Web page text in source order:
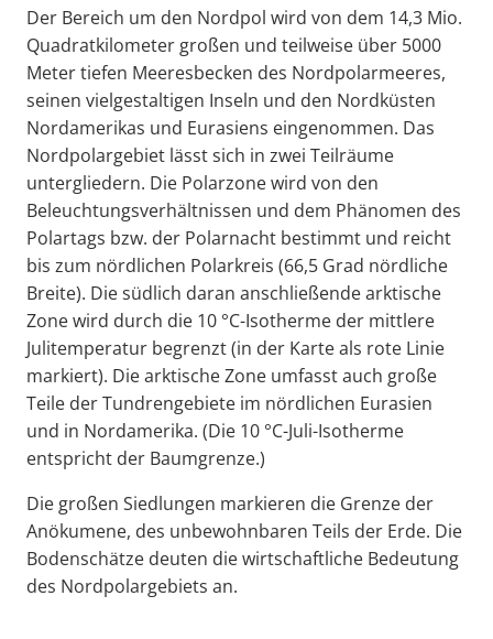
Der Bereich um den Nordpol wird von dem 14,3 Mio.
Quadratkilometer großen und teilweise über 5000
Meter tiefen Meeresbecken des Nordpolarmeeres,
seinen vielgestaltigen Inseln und den Nordküsten
Nordamerikas und Eurasiens eingenommen. Das
Nordpolargebiet lässt sich in zwei Teilräume
untergliedern. Die Polarzone wird von den
Beleuchtungsverhältnissen und dem Phänomen des
Polartags bzw. der Polarnacht bestimmt und reicht
bis zum nördlichen Polarkreis (66,5 Grad nördliche
Breite). Die südlich daran anschließende arktische
Zone wird durch die 10 °C-Isotherme der mittlere
Julitemperatur begrenzt (in der Karte als rote Linie
markiert). Die arktische Zone umfasst auch große
Teile der Tundrengebiete im nördlichen Eurasien
und in Nordamerika. (Die 10 °C-Juli-Isotherme
entspricht der Baumgrenze.)
Die großen Siedlungen markieren die Grenze der
Anökumene, des unbewohnbaren Teils der Erde. Die
Bodenschätze deuten die wirtschaftliche Bedeutung
des Nordpolargebiets an.